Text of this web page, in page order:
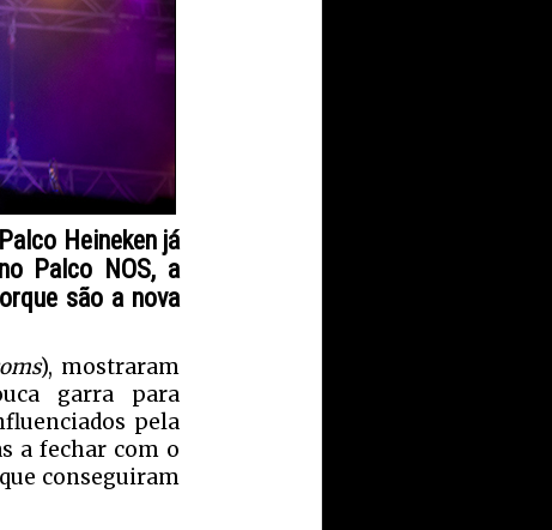
Heineken já
Palco NOS, a
são a nova
), mostraram
garra para
pela
a fechar com o
conseguiram